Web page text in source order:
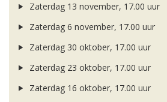
Zaterdag 13 november, 17.00 uur
Zaterdag 6 november, 17.00 uur
Zaterdag 30 oktober, 17.00 uur
Zaterdag 23 oktober, 17.00 uur
Zaterdag 16 oktober, 17.00 uur